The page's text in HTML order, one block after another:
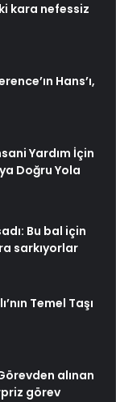
kara nefessiz
Hans’ı,
Yardım İçin
Doğru Yola
Bu bal için
sarkıyorlar
Temel Taşı
alınan
görev